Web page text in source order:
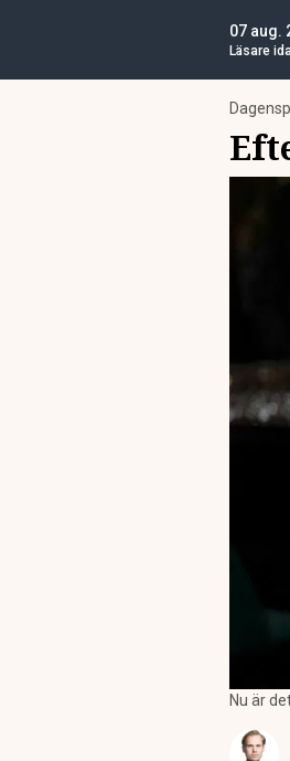
07 aug.
Läsare
Nu är